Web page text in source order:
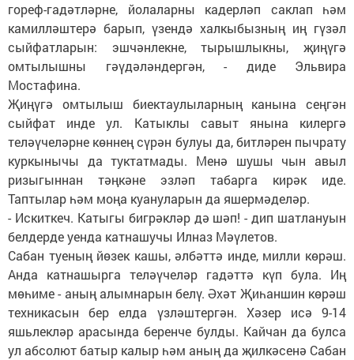
гореф-гадәтләрне, йолаларны кадерләп саклап һәм
камилләштерә барып, үзендә халкыбызның иң гүзәл
сыйфатларын: эшчәнлекне, тырышлыкны, җиңүгә
омтылышны гәүдәләндергән, - диде Эльвира
Мостафина.
Җиңүгә омтылыш биектаулыларның канына сеңгән
сыйфат инде ул. Катыклы савыт янына килергә
теләүчеләрне көннең сүрән булуы да, битләрен пычрату
куркынычы да туктатмады. Менә шушы чын авыл
ризыгыннан тәңкәне эзләп табарга кирәк иде.
Таптылар һәм моңа куануларын да яшермәделәр.
- Искиткеч. Катыгы бигрәкләр дә шәп! - дип шатлануын
белдерде уенда катнашучы Илназ Мәүлетов.
Сабан туеның йөзек кашы, әлбәттә инде, милли көрәш.
Анда катнашырга теләүчеләр гадәттә күп була. Иң
мөһиме - аның алымнарын белү. Әхәт Җиһаншин көрәш
техникасын бер елда үзләштергән. Хәзер исә 9-14
яшьлекләр арасында беренче булды. Кайчан да булса
ул абсолют батыр калыр һәм аның да җилкәсенә Сабан